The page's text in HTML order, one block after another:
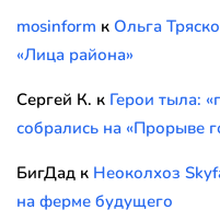
mosinform к Ольга
«Лица района»
Сергей К. к Герои тыла:
собрались на «Прорыве
БигДад к Неоколхоз
на ферме будущего